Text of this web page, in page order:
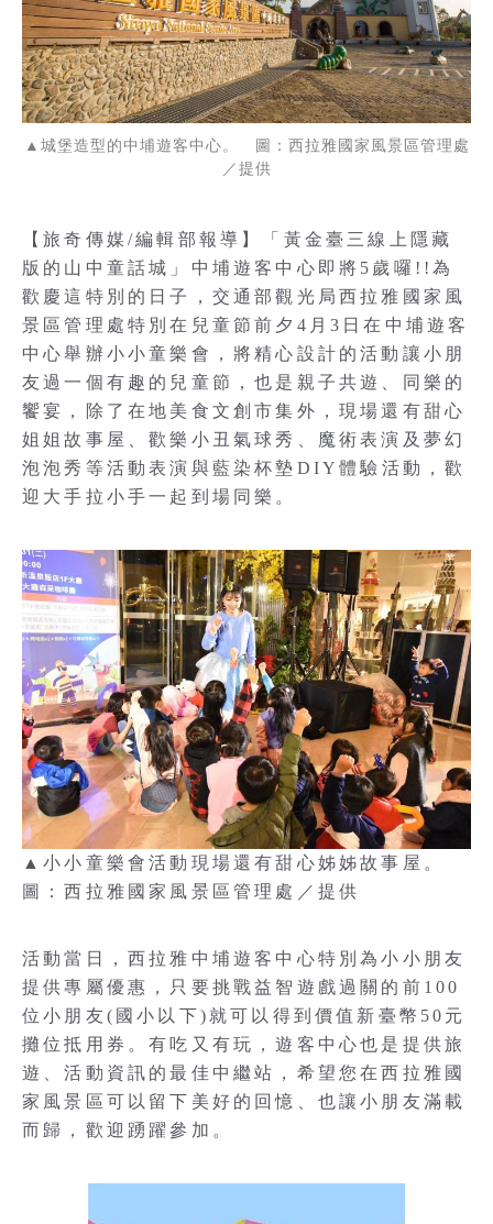
▲城堡造型的中埔遊客中心。 圖：西拉雅國家風景區管理處
／提供
【旅奇傳媒/編輯部報導】「黃金臺三線上隱藏
版的山中童話城」中埔遊客中心即將5歲囉!!為
歡慶這特別的日子，交通部觀光局西拉雅國家風
景區管理處特別在兒童節前夕4月3日在中埔遊客
中心舉辦小小童樂會，將精心設計的活動讓小朋
友過一個有趣的兒童節，也是親子共遊、同樂的
饗宴，除了在地美食文創市集外，現場還有甜心
姐姐故事屋、歡樂小丑氣球秀、魔術表演及夢幻
泡泡秀等活動表演與藍染杯墊DIY體驗活動，歡
迎大手拉小手一起到場同樂。
▲小小童樂會活動現場還有甜心姊姊故事屋。
圖：西拉雅國家風景區管理處／提供
活動當日，西拉雅中埔遊客中心特別為小小朋友
提供專屬優惠，只要挑戰益智遊戲過關的前100
位小朋友(國小以下)就可以得到價值新臺幣50元
攤位抵用券。有吃又有玩，遊客中心也是提供旅
遊、活動資訊的最佳中繼站，希望您在西拉雅國
家風景區可以留下美好的回憶、也讓小朋友滿載
而歸，歡迎踴躍參加。